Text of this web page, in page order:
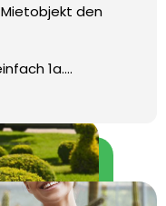
Schnelle Reaktion,